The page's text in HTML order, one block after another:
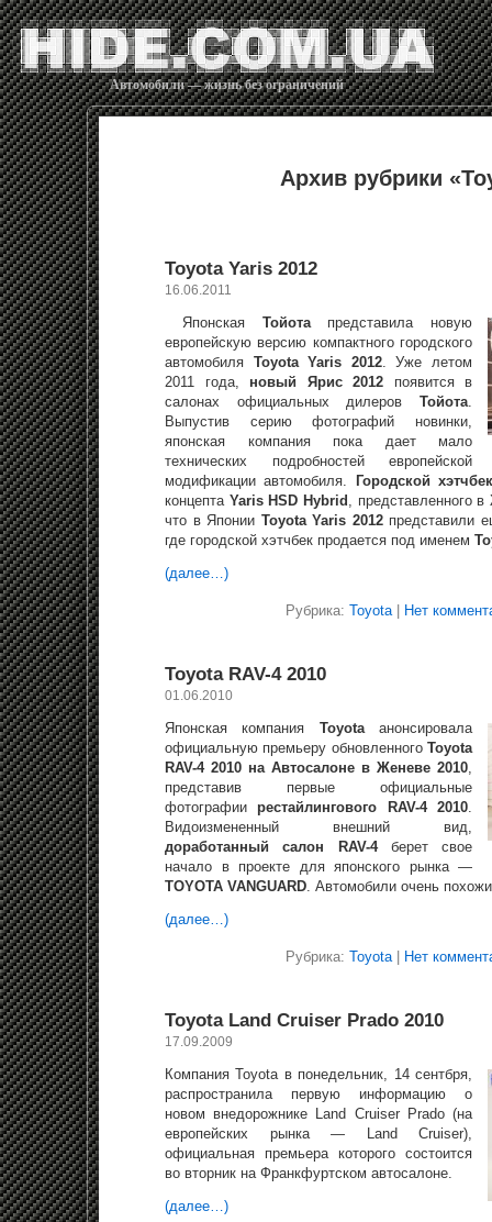
Автомобили — жизнь без ограничений
Архив рубрики
Toyota Yaris 2012
16.06.2011
Японская Тойота представила новую
европейскую версию компактного городского
автомобиля Toyota Yaris 2012. Уже летом
2011 года, новый Ярис 2012 появится в
салонах официальных дилеров Тойота.
Выпустив серию фотографий новинки,
японская компания пока дает мало
технических подробностей европейской
модификации автомобиля.
Городской
концепта Yaris HSD Hybrid , представленного
что в Японии Toyota Yaris 2012представили
где городской хэтчбек продается под именем
(далее…)
Рубрика: Toyota| Нет
Toyota RAV-4 2010
01.06.2010
Японская компания Toyotaанонсировала
официальную премьеру обновленногоToyota
RAV-4 2010 на Автосалоне в Женеве 2010,
представив первые официальные
фотографиирестайлингового RAV-4 2010.
Видоизмененный внешний вид,
доработанный салон RAV-4 берет свое
начало в проекте для японского рынка —
TOYOTA VANGUARD. Автомобили очень
(далее…)
Рубрика: Toyota| Нет
Toyota Land Cruiser Prado 2010
17.09.2009
Компания Toyota в понедельник, 14 сентбря,
распространила первую информацию о
новом внедорожнике Land Cruiser Prado (на
европейских рынка — Land Cruiser),
официальная премьера которого состоится
во вторник на Франкфуртском автосалоне.
(далее…)